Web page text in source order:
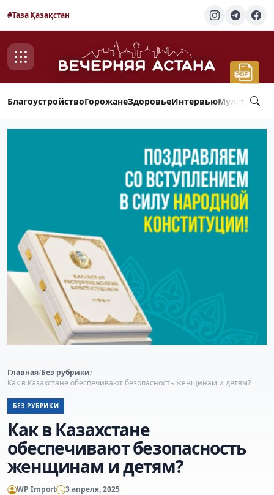
#Таза Қазақстан
БлагоустройствоГорожанеЗдоровьеИнтервью
Главная/Без рубрики/
Как в Казахстане обеспечивают безопасность женщинам и детям?
БЕЗ РУБРИКИ
Как в Казахстане
обеспечивают безопасность
женщинам и детям?
WP Import 3 апреля, 2025